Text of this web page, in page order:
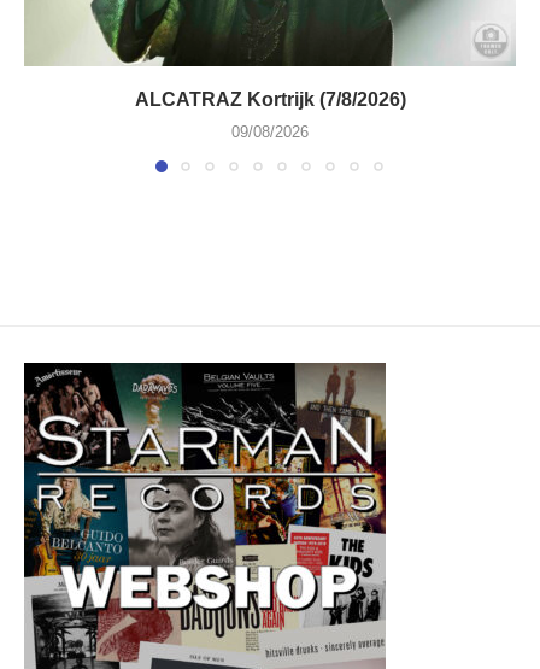
ALCATRAZ Kortrijk (7/8/2026)
09/08/2026